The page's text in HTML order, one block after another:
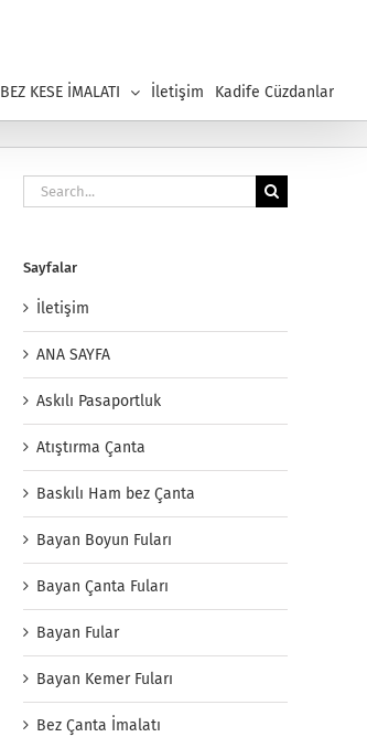
BEZ KESE İMALATI İletişim Kadife Cüzdanlar
Search
for:
Sayfalar
İletişim
ANA SAYFA
Askılı Pasaportluk
Atıştırma Çanta
Baskılı Ham bez Çanta
Bayan Boyun Fuları
Bayan Çanta Fuları
Bayan Fular
Bayan Kemer Fuları
Bez Çanta İmalatı